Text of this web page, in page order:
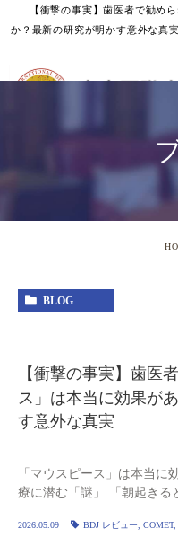
【衝撃の事実】歯医者で勧め
か？最新の研究が明かす意外な真
BLOG
【衝撃の事実】歯医
ス」は本当に効果が
す意外な真実
「マウスピース」は本当に
療に潜む「謎」 「朝起き
2026.05.09 BDJ レビュー, COMET,